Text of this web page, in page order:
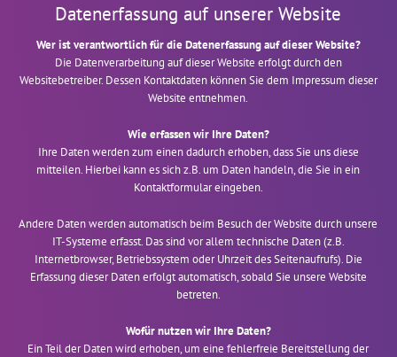
Datenerfassung auf unserer Website
Wer ist verantwortlich für die Datenerfassung auf dieser Website?
Die Datenverarbeitung auf dieser Website erfolgt durch den
Websitebetreiber. Dessen Kontaktdaten können Sie dem Impressum dieser
Website entnehmen.
Wie erfassen wir Ihre Daten?
Ihre Daten werden zum einen dadurch erhoben, dass Sie uns diese
mitteilen. Hierbei kann es sich z.B. um Daten handeln, die Sie in ein
Kontaktformular eingeben.
Andere Daten werden automatisch beim Besuch der Website durch unsere
IT-Systeme erfasst. Das sind vor allem technische Daten (z.B.
Internetbrowser, Betriebssystem oder Uhrzeit des Seitenaufrufs). Die
Erfassung dieser Daten erfolgt automatisch, sobald Sie unsere Website
betreten.
Wofür nutzen wir Ihre Daten?
Ein Teil der Daten wird erhoben, um eine fehlerfreie Bereitstellung der